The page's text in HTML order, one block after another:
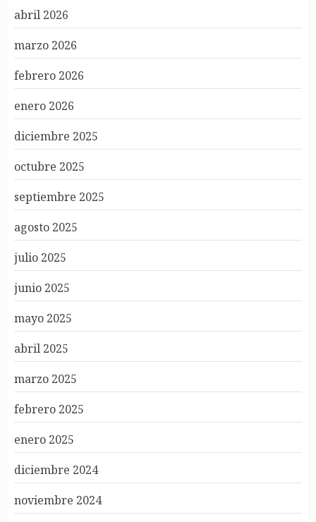
abril 2026
marzo 2026
febrero 2026
enero 2026
diciembre 2025
octubre 2025
septiembre 2025
agosto 2025
julio 2025
junio 2025
mayo 2025
abril 2025
marzo 2025
febrero 2025
enero 2025
diciembre 2024
noviembre 2024